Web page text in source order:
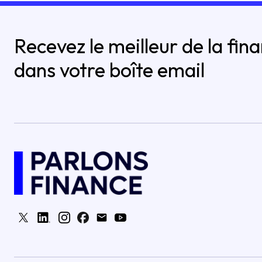
Recevez le meilleur de la
dans votre boîte email